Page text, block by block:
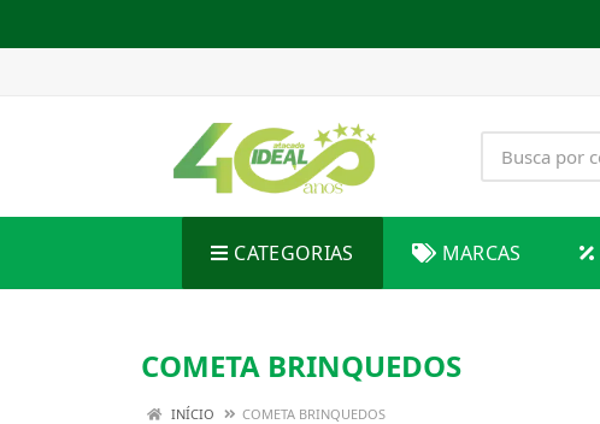
CATEGORIAS MARCAS
COMETA BRINQUEDOS
INÍCIO COMETA BRINQUEDOS